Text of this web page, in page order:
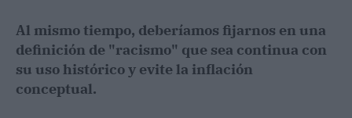
Al mismo tiempo, deberíamos fijarnos en una
definición de "racismo" que sea continua con
su uso histórico y evite la inflación
conceptual.